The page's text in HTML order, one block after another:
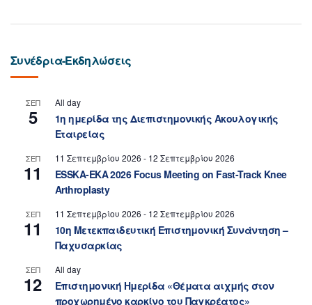
Συνέδρια-Εκδηλώσεις
ΣΕΠ
5
All day
1η ημερίδα της Διεπιστημονικής Ακουλογικής
Εταιρείας
ΣΕΠ
11
11 Σεπτεμβρίου 2026 - 12 Σεπτεμβρίου 2026
ESSKA-EKA 2026 Focus Meeting on Fast-Track Knee
Arthroplasty
ΣΕΠ
11
11 Σεπτεμβρίου 2026 - 12 Σεπτεμβρίου 2026
10η Μετεκπαιδευτική Επιστημονική Συνάντηση –
Παχυσαρκίας
ΣΕΠ
12
All day
Επιστημονική Ημερίδα «Θέματα αιχμής στον
προχωρημένο καρκίνο του Παγκρέατος»